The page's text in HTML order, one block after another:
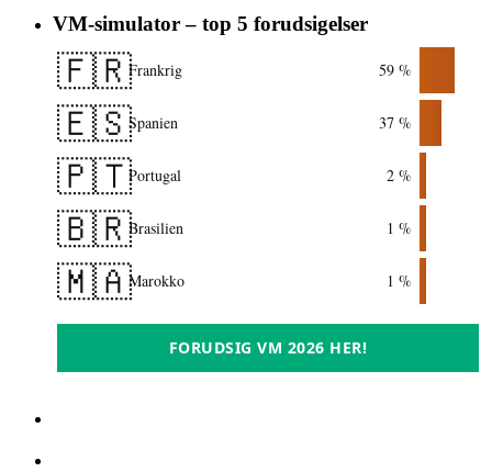
VM-simulator – top 5 forudsigelser
🇫🇷Frankrig 59 %
🇪🇸Spanien 37 %
🇵🇹Portugal 2 %
🇧🇷Brasilien 1 %
🇲🇦Marokko 1 %
FORUDSIG VM 2026 HER!